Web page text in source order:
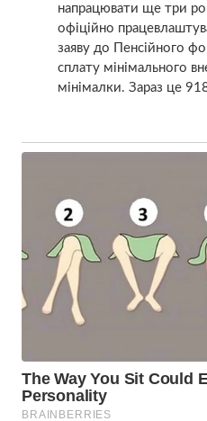
напрацювати ще три
офіційно
заяву до Пенсійного
сплату мінімального
мінімалки. Зараз це